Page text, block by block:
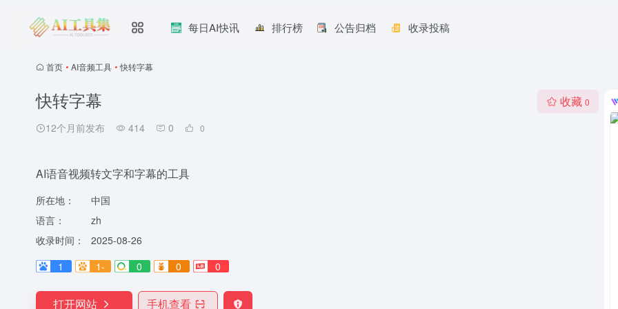
每日AI快讯 排行榜 公告归档 收录投稿
首页 • AI音频工具 • 快转字幕
快转字幕
12个月前发布 414 0 0
收藏 0
AI语音视频转文字和字幕的工具
所在地：
中国
语言：
zh
收录时间：
2025-08-26
1
1- 0 0 0
打开网站 手机查看